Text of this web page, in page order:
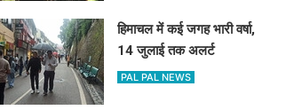
हिमाचल में कई जगह भारी वर्षा,
14 जुलाई तक अलर्ट
PAL PAL NEWS